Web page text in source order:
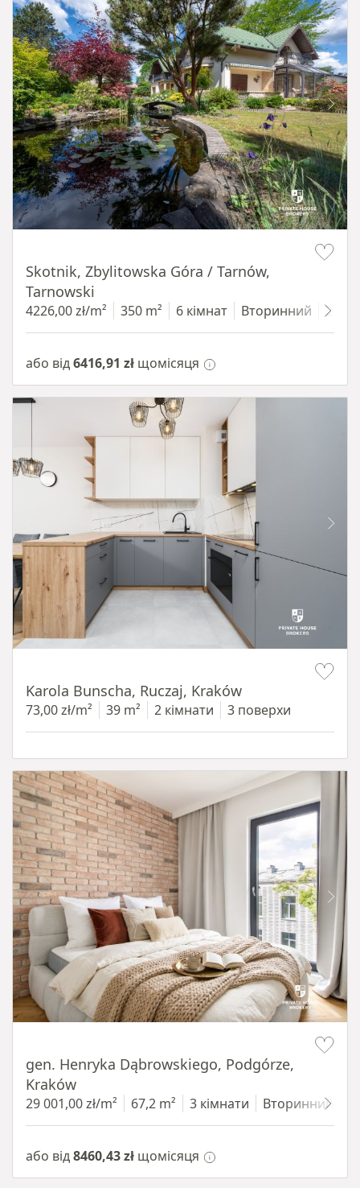
Skotnik, Zbylitowska Góra / Tarnów,
Tarnowski
4226,00 zł/m² 350 m² 6 кімнат Вторинний 2200
або від6416,91 zł щомісяця
Karola Bunscha, Ruczaj, Kraków
73,00 zł/m² 39 m² 2 кімнати 3 поверхи
gen. Henryka Dąbrowskiego, Podgórze,
Kraków
29 001,00 zł/m² 67,2 m² 3 кімнати Вторинний
або від8460,43 zł щомісяця